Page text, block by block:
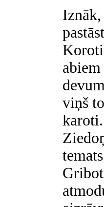
viņš